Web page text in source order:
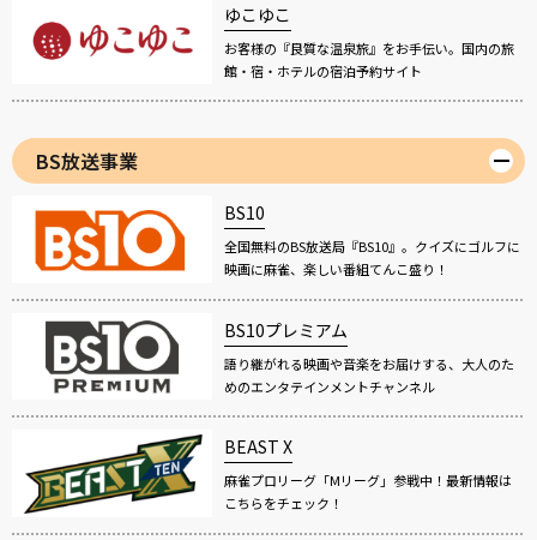
ゆこゆこ
お客様の『良質な温泉旅』をお手伝い。国内の旅
館・宿・ホテルの宿泊予約サイト
BS放送事業
BS10
全国無料のBS放送局『BS10』。クイズにゴルフに
映画に麻雀、楽しい番組てんこ盛り！
BS10プレミアム
語り継がれる映画や音楽をお届けする、大人のた
めのエンタテインメントチャンネル
BEAST X
麻雀プロリーグ「Mリーグ」参戦中！最新情報は
こちらをチェック！